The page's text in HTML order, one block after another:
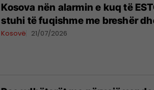
Kosova nën alarmin e kuq të
stuhi të fuqishme me breshër
Kosovë 21/07/2026